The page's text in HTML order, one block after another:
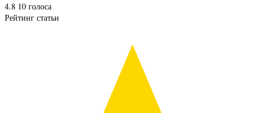
4.8 10 голоса
Рейтинг статьи